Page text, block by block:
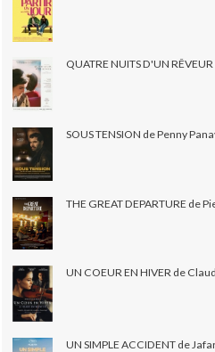
QUATRE NUITS D'UN
SOUS TENSION de Penny
THE GREAT DEPARTURE de
UN COEUR EN HIVER de
UN SIMPLE ACCIDENT de